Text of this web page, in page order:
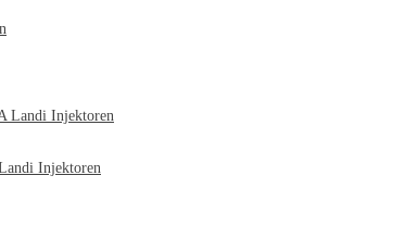
Landi Injektoren
Injektoren